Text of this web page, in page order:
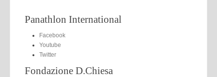
Panathlon International
Facebook
Youtube
Twitter
Fondazione D.Chiesa